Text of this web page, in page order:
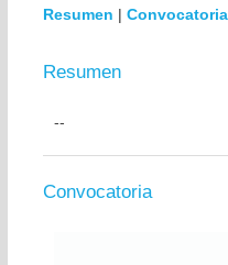
Resumen | Convocatoria
Resumen
--
Convocatoria